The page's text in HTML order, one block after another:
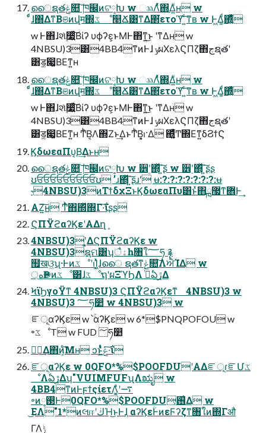
ൈຊతݟ௚͠ ཁ๬ͷଟ༷Խ w ෲΛͬͯ͘͘΍Δ͍ͧʜ w
ͨͩɺ΍ΔͳΒଞͷվम΍ػ ೳ௥Ճ͸ͳΔ΂͘ετοϓ͠ ͍ͨͳʙ w Ͱ͖Δ͚ͩ΍͍ͬͯ͋͛ͨ
w Ͱ΋ɺશ࣮ͯ૷͍ͯͨ͠Βίʔ υϕʔε͕ͱΜͰ΋ͳ͍͜ͱ ʹͳΔʜ w
4NBSU)3͸4BB4ͳͷͰɺ ݸผΧελϚΠζ΋جຊతʹ
͸ड͚෇͚ΒΕͳ͍ʜ
ൈຊతݟ௚͠ ཁ๬ͷଟ༷Խ w ෲΛͬͯ͘͘΍Δ͍ͧʜ w
ͨͩɺ΍ΔͳΒଞͷվम΍ػ ೳ௥Ճ͸ͳΔ΂͘ετοϓ͠ ͍ͨͳʙ w Ͱ͖Δ͚ͩ΍͍ͬͯ͋͛ͨ
w Ͱ΋ɺશ࣮ͯ૷͍ͯͨ͠Βίʔ υϕʔε͕ͱΜͰ΋ͳ͍͜ͱ ʹͳΔʜ w
4NBSU)3͸4BB4ͳͷͰɺ ݸผΧελϚΠζ΋جຊతʹ
͸ड͚෇͚ΒΕͳ͍ʜ ͲͪΒ͔Λ΍Ζ͏ͱ͢ΔͱͲͪΒ͔͕ࢭ·Δ ΍͍͚ͬͯ͋͛ͨͲ΍Εͳ͍δϨϯϚ
ϏδωεαΠυ͔Β͢Δͱʜ
ൈຊతݟ௚͠ ཁ๬ͷଟ༷Խ w ੾࣮ʹ΍ͬͯ΄͍͠ʂ w ੾࣮ʹ΍ͬͯ΄͍͠ʂʂ
ʊਓਓਓਓਓਓਓਓਓʊ ʼɹ΍ͬͯ΄͍͠ʂɹʻ ʉ:?:?:?:?:?:?:?:ʉ
˞4NBSU)3ͷΤϯδχΞͱϏδωεαΠυ͸ͱͯ΋ྑ޷ͳؔ܎Ͱ͢
ΑΖ͍͠ʜ Ͳͬͪ΋΍ͬͯ΍Γ·͠ΐ͏ʂʂ
ϚΠΫϩαʔϏεʹΑΔղܾ
4NBSU)3ʹ͓͚ΔϚΠΫϩαʔϏε w
4NBSU)3ຊମ͸ʮैۀһ৘ใ؅ཧ ࿑
຿खଓ͖ʯ·ͰͷػೳʹࢭΊ͓͖ͯɺൈ ຊతͳݟ௚͠ΛਐΊΔ w
্هҎ֎ͷػೳ͸ɺػೳຖʹผΞϓϦΛ ࡞ͬͯఏڙ͢Δ
ϞϊϦγοΫͳ 4NBSU)3 ϚΠΫϩαʔϏεͳ 4NBSU)3 w
4NBSU)3 ؅ཧ෺ w 4NBSU)3 w
ೝূαʔϏε w ՝ۚαʔϏε w 6*$PNQPOFOU w
৽ػೳT w FUD ؅ཧ෺
؅ཧ͢Δ΋ͷ͕ͨ͘͞Μʜ ͻͱͭͣͭݟ͍͖ͯ·͠ΐ͏
ೝূαʔϏε w 0QFO*%$POOFDUʹΑΔೝূɾೝՄػ
ೳΛఏڙ͢Δʮ"VUIMFUFʯΛಋೖ w
4BB4ͳͷͰϝϯςίετΛ͔͚ͣʹ࠷
৽ͷ࢓༷Ͱ0QFO*%$POOFDU͕࢖͑Δ w
͜ΕΛ"1*ͷલஈʹڬΉ͜ͱͰɺ֤ αʔϏεؒͰͷεϜʔζͳ৘ใͷ΍Γऔ
ΓΛ࣮ݱ